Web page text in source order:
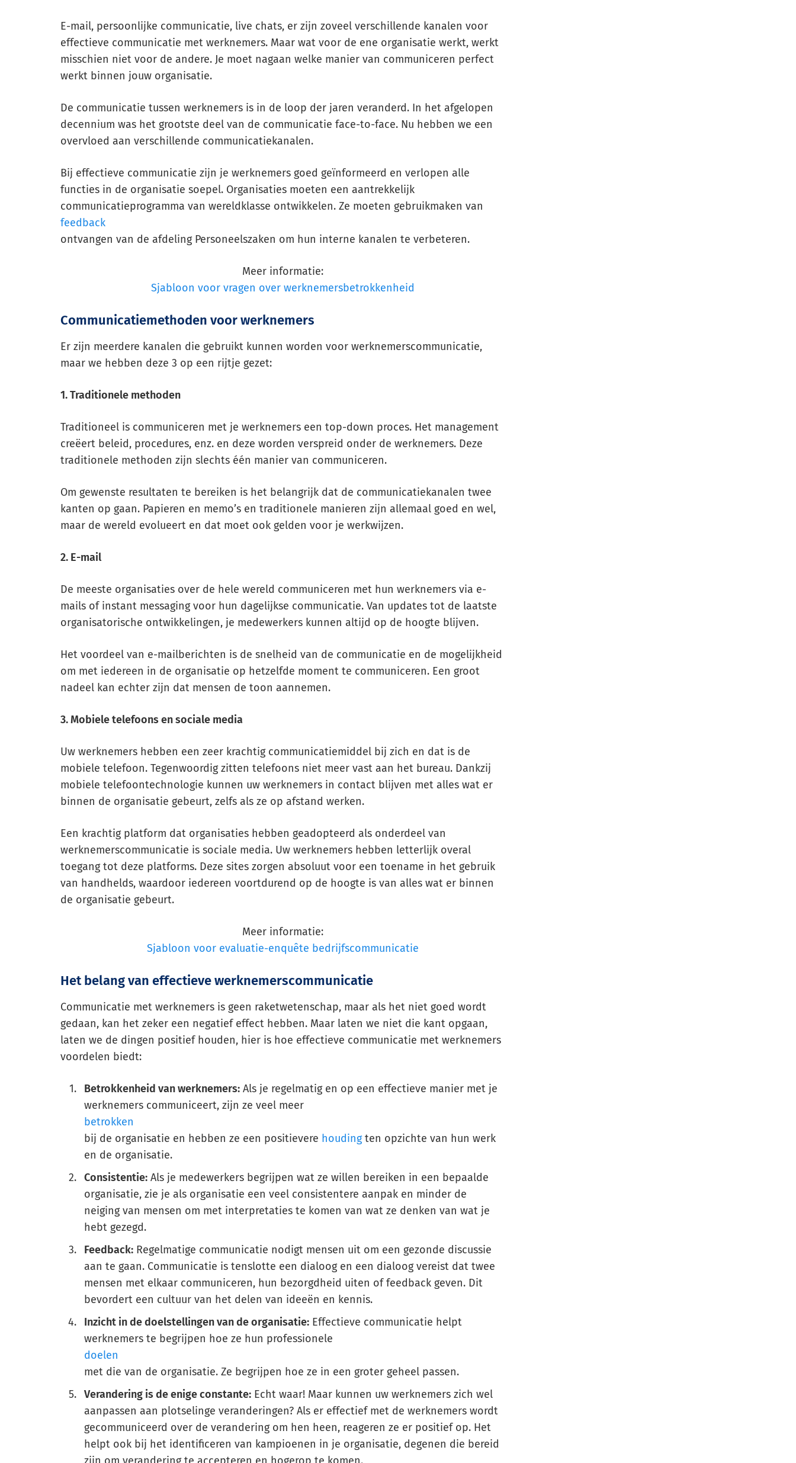
E-mail, persoonlijke communicatie, live chats, er zijn zoveel verschillende kanalen voor
effectieve communicatie met werknemers. Maar wat voor de ene organisatie werkt, werkt
misschien niet voor de andere. Je moet nagaan welke manier van communiceren perfect
werkt binnen jouw organisatie.
De communicatie tussen werknemers is in de loop der jaren veranderd. In het afgelopen
decennium was het grootste deel van de communicatie face-to-face. Nu hebben we een
overvloed aan verschillende communicatiekanalen.
Bij effectieve communicatie zijn je werknemers goed geïnformeerd en verlopen alle
functies in de organisatie soepel. Organisaties moeten een aantrekkelijk
communicatieprogramma van wereldklasse ontwikkelen. Ze moeten gebruikmaken van
feedback
ontvangen van de afdeling Personeelszaken om hun interne kanalen te verbeteren.
Meer informatie:
Sjabloon voor vragen over werknemersbetrokkenheid
Communicatiemethoden voor werknemers
Er zijn meerdere kanalen die gebruikt kunnen worden voor werknemerscommunicatie,
maar we hebben deze 3 op een rijtje gezet:
1. Traditionele methoden
Traditioneel is communiceren met je werknemers een top-down proces. Het management
creëert beleid, procedures, enz. en deze worden verspreid onder de werknemers. Deze
traditionele methoden zijn slechts één manier van communiceren.
Om gewenste resultaten te bereiken is het belangrijk dat de communicatiekanalen twee
kanten op gaan. Papieren en memo’s en traditionele manieren zijn allemaal goed en wel,
maar de wereld evolueert en dat moet ook gelden voor je werkwijzen.
2. E-mail
De meeste organisaties over de hele wereld communiceren met hun werknemers via e-
mails of instant messaging voor hun dagelijkse communicatie. Van updates tot de laatste
organisatorische ontwikkelingen, je medewerkers kunnen altijd op de hoogte blijven.
Het voordeel van e-mailberichten is de snelheid van de communicatie en de mogelijkheid
om met iedereen in de organisatie op hetzelfde moment te communiceren. Een groot
nadeel kan echter zijn dat mensen de toon aannemen.
3. Mobiele telefoons en sociale media
Uw werknemers hebben een zeer krachtig communicatiemiddel bij zich en dat is de
mobiele telefoon. Tegenwoordig zitten telefoons niet meer vast aan het bureau. Dankzij
mobiele telefoontechnologie kunnen uw werknemers in contact blijven met alles wat er
binnen de organisatie gebeurt, zelfs als ze op afstand werken.
Een krachtig platform dat organisaties hebben geadopteerd als onderdeel van
werknemerscommunicatie is sociale media. Uw werknemers hebben letterlijk overal
toegang tot deze platforms. Deze sites zorgen absoluut voor een toename in het gebruik
van handhelds, waardoor iedereen voortdurend op de hoogte is van alles wat er binnen
de organisatie gebeurt.
Meer informatie:
Sjabloon voor evaluatie-enquête bedrijfscommunicatie
Het belang van effectieve werknemerscommunicatie
Communicatie met werknemers is geen raketwetenschap, maar als het niet goed wordt
gedaan, kan het zeker een negatief effect hebben. Maar laten we niet die kant opgaan,
laten we de dingen positief houden, hier is hoe effectieve communicatie met werknemers
voordelen biedt:
Betrokkenheid van werknemers: Als je regelmatig en op een effectieve manier met je
werknemers communiceert, zijn ze veel meer
betrokken
bij de organisatie en hebben ze een positievere houdingten opzichte van hun werk
en de organisatie.
Consistentie: Als je medewerkers begrijpen wat ze willen bereiken in een bepaalde
organisatie, zie je als organisatie een veel consistentere aanpak en minder de
neiging van mensen om met interpretaties te komen van wat ze denken van wat je
hebt gezegd.
Feedback: Regelmatige communicatie nodigt mensen uit om een gezonde discussie
aan te gaan. Communicatie is tenslotte een dialoog en een dialoog vereist dat twee
mensen met elkaar communiceren, hun bezorgdheid uiten of feedback geven. Dit
bevordert een cultuur van het delen van ideeën en kennis.
Inzicht in de doelstellingen van de organisatie: Effectieve communicatie helpt
werknemers te begrijpen hoe ze hun professionele
doelen
met die van de organisatie. Ze begrijpen hoe ze in een groter geheel passen.
Verandering is de enige constante: Echt waar! Maar kunnen uw werknemers zich wel
aanpassen aan plotselinge veranderingen? Als er effectief met de werknemers wordt
gecommuniceerd over de verandering om hen heen, reageren ze er positief op. Het
helpt ook bij het identificeren van kampioenen in je organisatie, degenen die bereid